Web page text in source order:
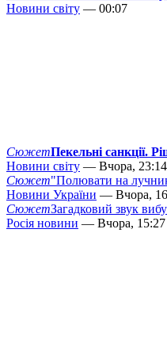
Новини світу — 00:07
СюжетПекельні санкції.
Новини світу — Вчора, 23:14
Сюжет"Полювати на
Новини України — Вчора,
СюжетЗагадковий звук
Росія новини — Вчора, 15:27